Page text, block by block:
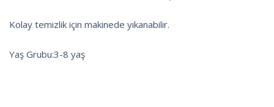
Kolay temizlik için makinede yıkanabilir.
Yaş Grubu:3-8 yaş